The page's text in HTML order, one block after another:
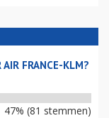
FRANCE-KLM?
47% (81 stemmen)